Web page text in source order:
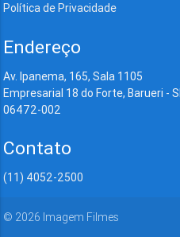
Política de Privacidade
Endereço
Av. Ipanema, 165, Sala 1105
Empresarial 18 do Forte, Barueri -
06472-002
Contato
(11) 4052-2500
© 2026 Imagem Filmes